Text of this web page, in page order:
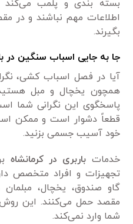
بسته بندی و پلمب می‌کند
اطلاعات مهم نباشند و در
بگیرند.
جا به جایی اسباب سنگین در
آیا در فصل اسباب کشی،
همچون یخچال و مبل
پاسخگوی این نگرانی شما
قطعاً دشوار است و ممکن
خود آسیب جسمی بزنید.
خدمات باربری در کرمانشاه
تجهیزات و افراد متخصص
گاو صندوق، یخچال،
مقصد حمل می‌کنند. این
شما وارد نمی‌کند.